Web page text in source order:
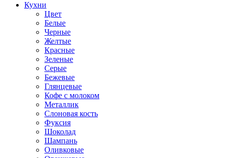
Кухни
Цвет
Белые
Черные
Желтые
Красные
Зеленые
Серые
Бежевые
Глянцевые
Кофе с молоком
Металлик
Слоновая кость
Фуксия
Шоколад
Шампань
Оливковые